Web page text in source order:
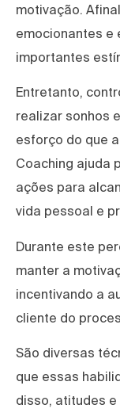
motivação.
emocionantes e
importantes
Entretanto,
realizar sonhos
esforço do que
Coaching ajuda
ações para
vida pessoal e
Durante este
manter a
incentivando a
cliente do
São diversas
que essas
disso, atitudes